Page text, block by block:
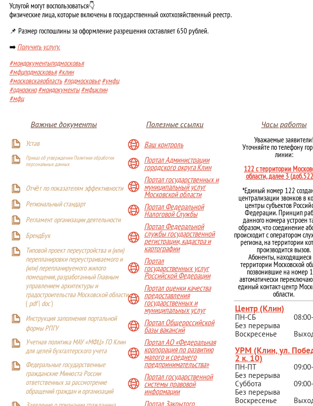
Услугой могут воспользоваться👇
физические лица, которые включены в государственный охотхозяйственный реестр.
📌 Размер госпошлины за оформление разрешения составляет 650 рублей.
➡️ Получить услугу.
#моидокументыподмосковья
#мфцподмосковья #клин
#московскаяобласть #подмосковье #умфц
#одноокно #моидокументы #мфцклин
#мфц
Важные документы
Устав
Приказ об утверждении Политики обработки
персональных данных
Отчёт по показателям эффективности
Региональный стандарт
Регламент организации деятельности
БрендБук
Типовой проект переустройства и (или)
перепланировки переустраиваемого и
(или) перепланируемого жилого
помещения, разработанный Главным
управлением архитектуры и
градостроительства Московской области
(pdf| doc)
Инструкция заполнения портальной
формы РПГУ
Учетная политика МАУ «МФЦ» ГО Клин
для целей бухгалтерского учета
Федеральные государственные
гражданские Минюста России
ответственных за рассмотрение
обращений граждан и организаций
Полезные ссылки
Ваш контроль
Портал Администрации
городского округа Клин
Портал государственных и
муниципальный услуг
Московской области
Портал Федеральной
Налоговой Службы
Портал Федеральной
службы государственной
регистрации, кадастра и
картографии
Портал
государственных услуг
Российской Федерации
Портал оценки качества
предоставления
государственных и
муниципальных услуг
Портал Общероссийской
базы вакансий
Портал АО «Федеральная
корпорация по развитию
малого и среднего
предпринимательства»
Портал государственной
системы правовой
информации
Часы работы
Уважаемые заявители!
Уточняйте по телефону
линии:
122 с территории
области, далее 3
*Единый номер 122
централизации звонков в
центры субъектов
Федерации. Принцип
данного номера устроен
образом, что соединение
происходит с оператором
региона, на территории
производится вызов.
Абоненты,
территории Московской
позвонившие на номер
автоматически
единый контакт-центр
области.
Центр (Клин)
ПН-СБ
Без перерыва
Воскресенье
УРМ (Клин, ул.
2 к. 10)
ПН-ПТ
Без перерыва
Суббота
Без перерыва
Воскресенье